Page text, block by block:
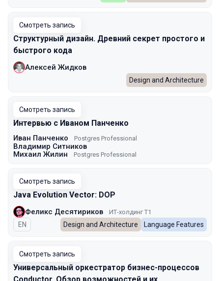
Смотреть запись
Структурный дизайн. Древний секрет простого и
быстрого кода
Алексей Жидков
Design and Architecture
Смотреть запись
Интервью с Иваном Панченко
Иван Панченко Postgres Professional
Владимир Ситников
Михаил Жилин
Postgres Professional
Смотреть запись
Java Evolution Vector: DOP
Феликс Десятириков ИТ-холдинг Т1
На английском языке
EN Design and Architecture Language Features
Смотреть запись
Универсальный оркестратор бизнес-процессов